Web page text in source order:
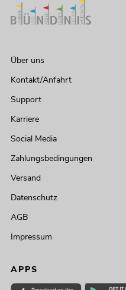
Über uns
Kontakt/Anfahrt
Support
Karriere
Social Media
Zahlungsbedingungen
Versand
Datenschutz
AGB
Impressum
APPS